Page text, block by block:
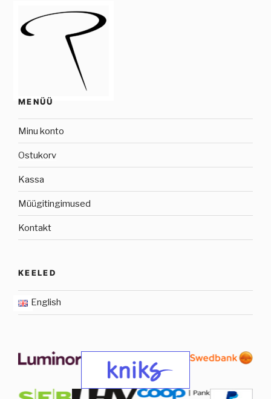
MENÜÜ
Minu konto
Ostukorv
Kassa
Müügitingimused
Kontakt
KEELED
English